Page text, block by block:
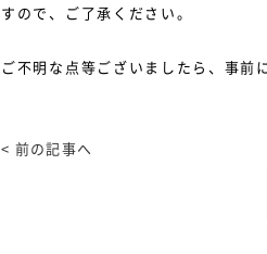
すので、ご了承ください。
ご不明な点等ございましたら、事前
< 前の記事へ